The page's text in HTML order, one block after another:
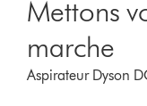
Mettons
marche
Aspirateur Dyson